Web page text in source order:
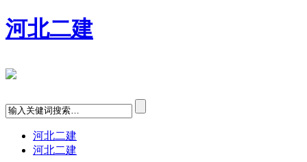
河北二建
河北二建
河北二建